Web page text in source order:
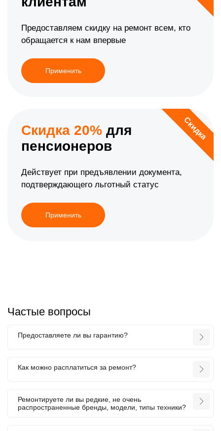
Предоставляем скидку на ремонт всем, кто
обращается к нам впервые
Применить
Скидка
Скидка 20% для
пенсионеров
Действует при предъявлении документа,
подтверждающего льготный статус
Применить
Частые вопросы
Предоставляете ли вы гарантию?
Как можно расплатиться за ремонт?
Ремонтируете ли вы редкие, не очень
распространенные бренды, модели, типы техники?